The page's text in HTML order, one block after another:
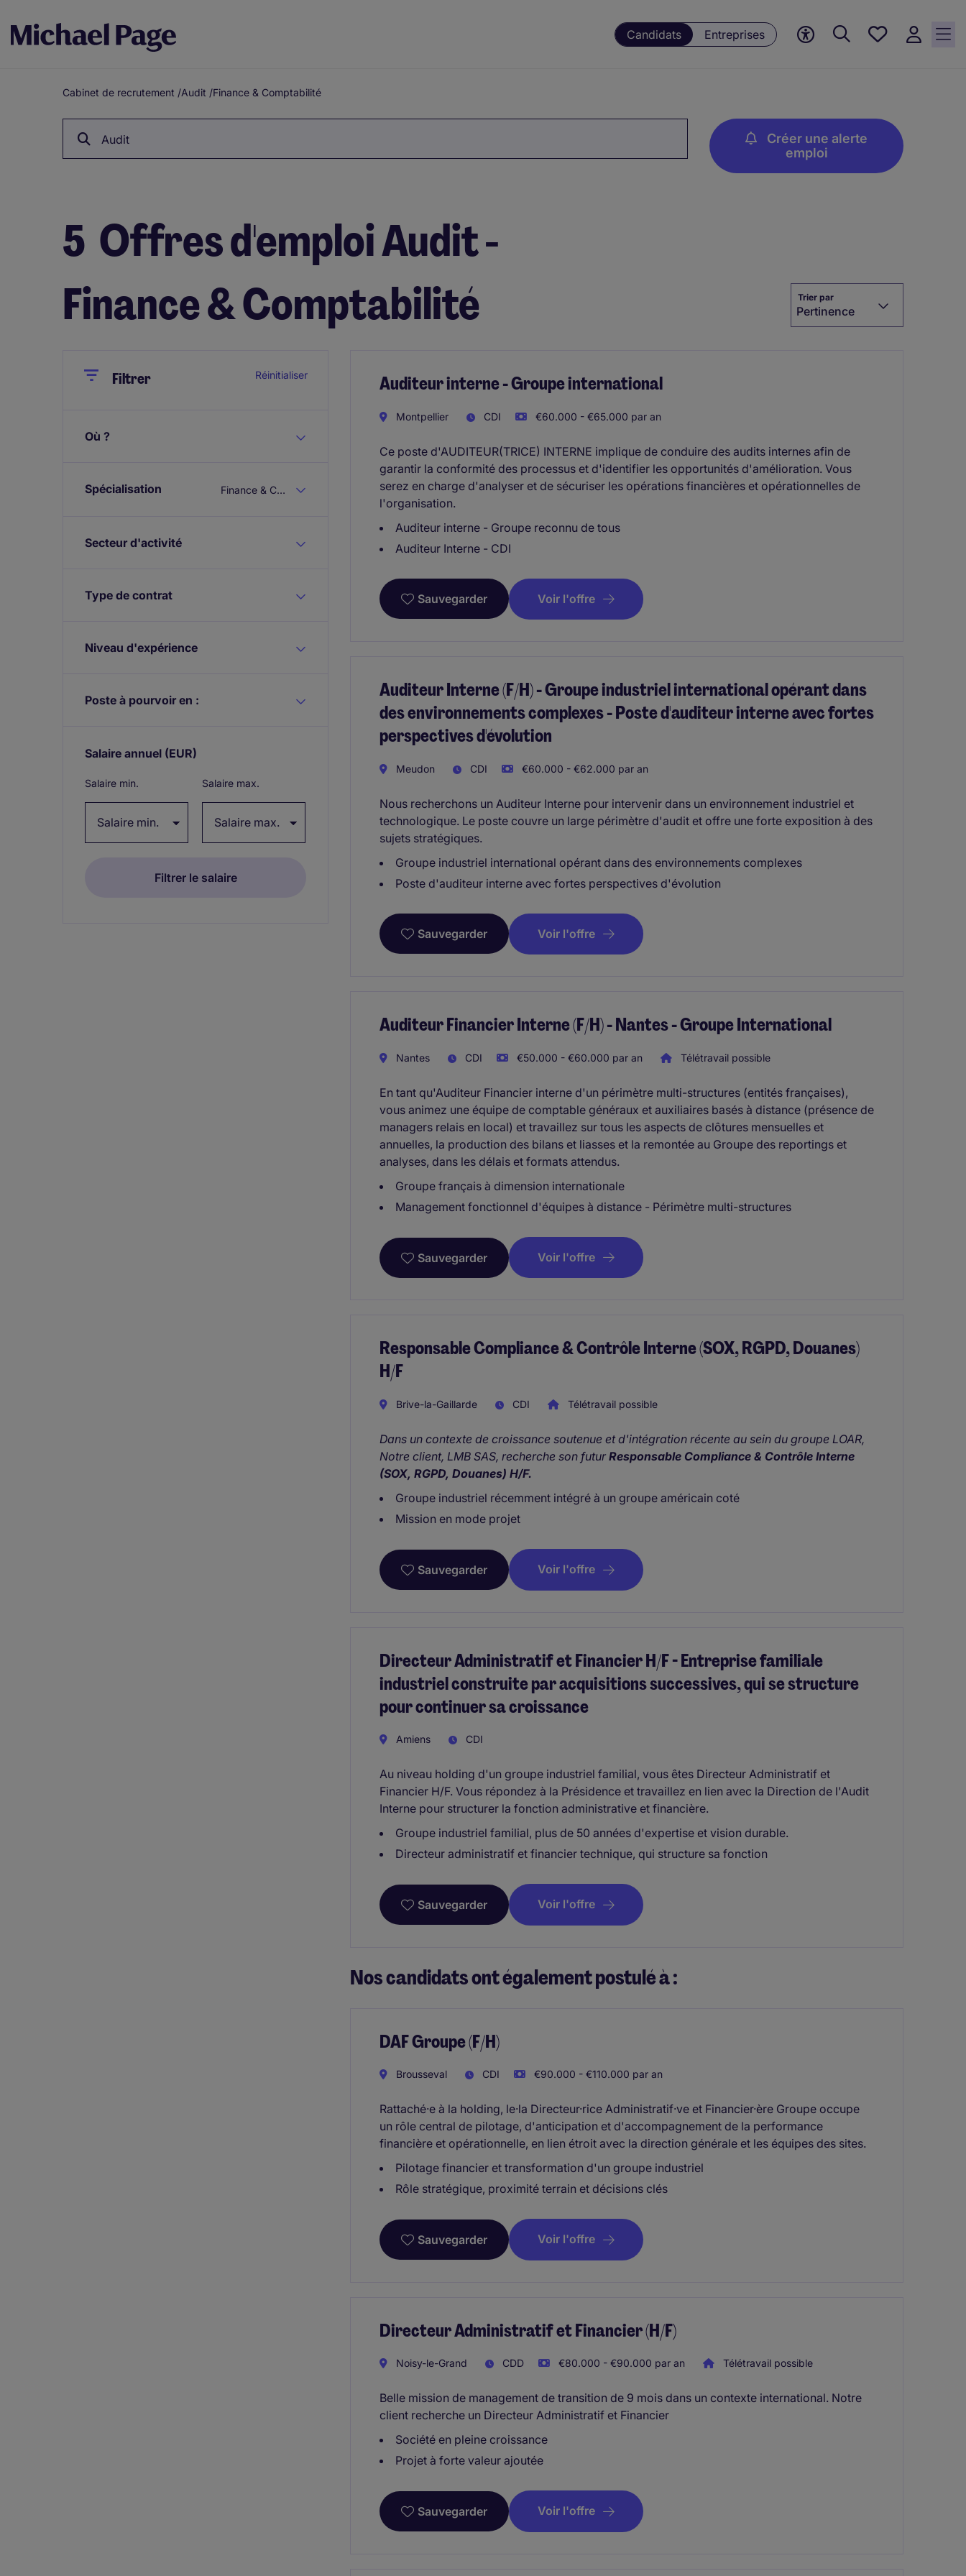
Candidats Entreprises
Mes offres, 0
Fil
d'Ariane
Cabinet de recrutement /Audit /Finance & Comptabilité
Audit
Créer une alerte
emploi
5 Offres d'emploi Audit -
Finance & Comptabilité
Trier par
Pertinence
CloseFiltrer Réinitialiser
Où ?
Spécialisation Finance & Comptabilité
Secteur d'activité
Type de contrat
Niveau d'expérience
Poste à pourvoir en :
Salaire annuel (EUR)
Salaire min. Salaire max.
Auditeur interne - Groupe international
Montpellier CDI €60.000 - €65.000 par an
Ce poste d'AUDITEUR(TRICE) INTERNE implique de conduire des audits internes afin de
garantir la conformité des processus et d'identifier les opportunités d'amélioration. Vous
serez en charge d'analyser et de sécuriser les opérations financières et opérationnelles de
l'organisation.
Auditeur interne - Groupe reconnu de tous
Auditeur Interne - CDI
Sauvegarder Voir l'offre
Auditeur Interne (F/H) - Groupe industriel international opérant dans
des environnements complexes - Poste d'auditeur interne avec fortes
perspectives d'évolution
Meudon CDI €60.000 - €62.000 par an
Nous recherchons un Auditeur Interne pour intervenir dans un environnement industriel et
technologique. Le poste couvre un large périmètre d'audit et offre une forte exposition à des
sujets stratégiques.
Groupe industriel international opérant dans des environnements complexes
Poste d'auditeur interne avec fortes perspectives d'évolution
Sauvegarder Voir l'offre
Auditeur Financier Interne (F/H) - Nantes - Groupe International
Nantes CDI €50.000 - €60.000 par an Télétravail possible
En tant qu'Auditeur Financier interne d'un périmètre multi-structures (entités françaises),
vous animez une équipe de comptable généraux et auxiliaires basés à distance (présence de
managers relais en local) et travaillez sur tous les aspects de clôtures mensuelles et
annuelles, la production des bilans et liasses et la remontée au Groupe des reportings et
analyses, dans les délais et formats attendus.
Groupe français à dimension internationale
Management fonctionnel d'équipes à distance - Périmètre multi-structures
Sauvegarder Voir l'offre
Responsable Compliance & Contrôle Interne (SOX, RGPD, Douanes)
H/F
Brive-la-Gaillarde CDI Télétravail possible
Dans un contexte de croissance soutenue et d'intégration récente au sein du groupe LOAR,
Notre client, LMB SAS, recherche son futur Responsable Compliance & Contrôle Interne
(SOX, RGPD, Douanes) H/F.
Groupe industriel récemment intégré à un groupe américain coté
Mission en mode projet
Sauvegarder Voir l'offre
Directeur Administratif et Financier H/F - Entreprise familiale
industriel construite par acquisitions successives, qui se structure
pour continuer sa croissance
Amiens CDI
Au niveau holding d'un groupe industriel familial, vous êtes Directeur Administratif et
Financier H/F. Vous répondez à la Présidence et travaillez en lien avec la Direction de l'Audit
Interne pour structurer la fonction administrative et financière.
Groupe industriel familial, plus de 50 années d'expertise et vision durable.
Directeur administratif et financier technique, qui structure sa fonction
Sauvegarder Voir l'offre
Nos candidats ont également postulé à :
DAF Groupe (F/H)
Brousseval CDI €90.000 - €110.000 par an
Rattaché·e à la holding, le·la Directeur·rice Administratif·ve et Financier·ère Groupe occupe
un rôle central de pilotage, d'anticipation et d'accompagnement de la performance
financière et opérationnelle, en lien étroit avec la direction générale et les équipes des sites.
Pilotage financier et transformation d'un groupe industriel
Rôle stratégique, proximité terrain et décisions clés
Sauvegarder Voir l'offre
Directeur Administratif et Financier (H/F)
Noisy-le-Grand CDD €80.000 - €90.000 par an Télétravail possible
Belle mission de management de transition de 9 mois dans un contexte international. Notre
client recherche un Directeur Administratif et Financier
Société en pleine croissance
Projet à forte valeur ajoutée
Sauvegarder Voir l'offre